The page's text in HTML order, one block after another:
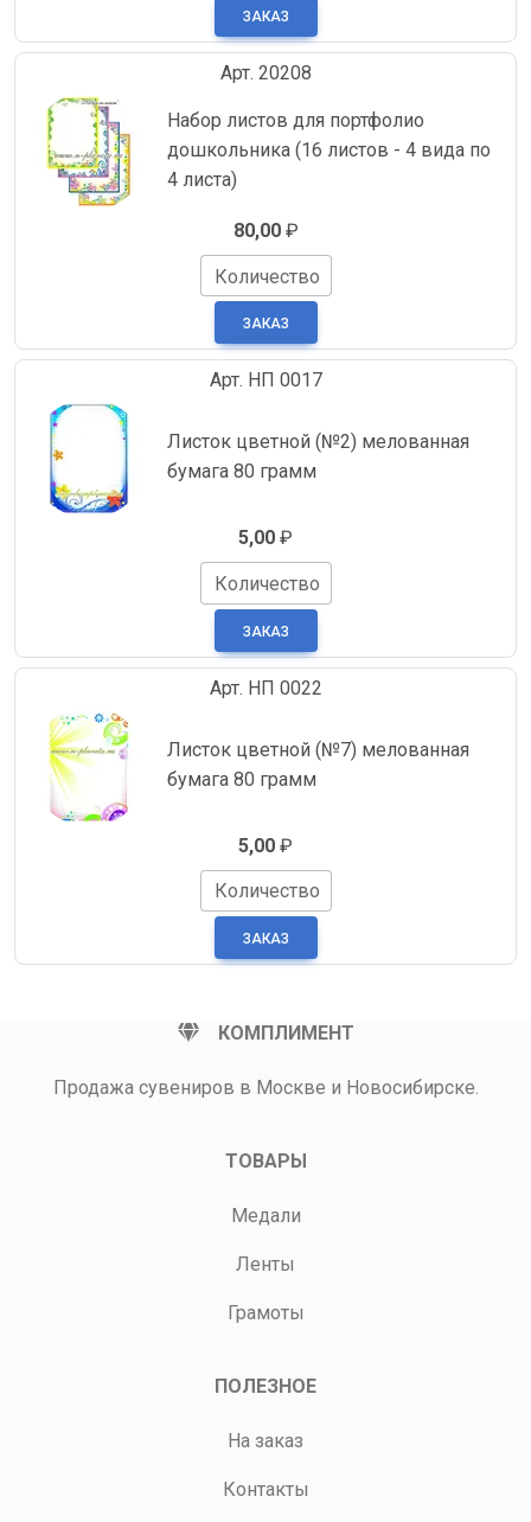
Арт. 20208
Набор листов для портфолио
дошкольника (16 листов - 4 вида по
4 листа)
80,00₽
Количество
Арт. НП 0017
Листок цветной (№2) мелованная
бумага 80 грамм
5,00 ₽
Количество
Арт. НП 0022
Листок цветной (№7) мелованная
бумага 80 грамм
5,00 ₽
Количество
КОМПЛИМЕНТ
Продажа сувениров в Москве и Новосибирске.
ТОВАРЫ
Медали
Ленты
Грамоты
ПОЛЕЗНОЕ
На заказ
Контакты